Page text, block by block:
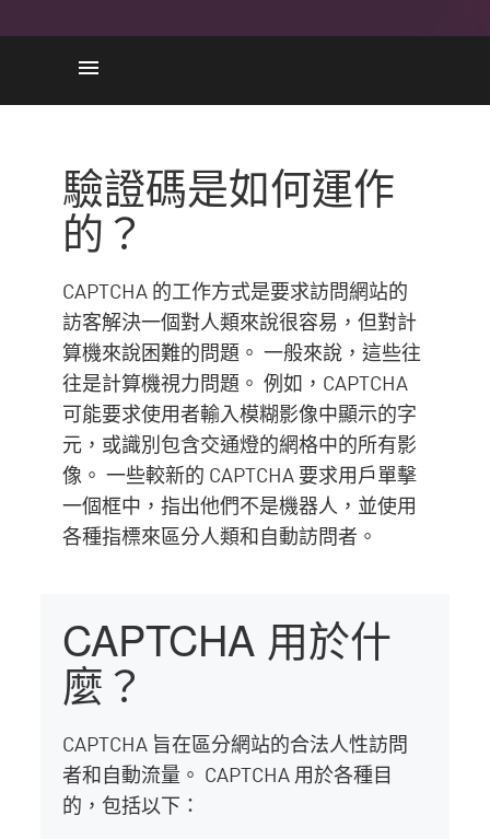
重要性
不同類型
防止欺詐者
缺點
Check Point Solution
驗證碼是如何運作
的？
CAPTCHA 的工作方式是要求訪問網站的
訪客解決一個對人類來說很容易，但對計
算機來說困難的問題。 一般來說，這些往
往是計算機視力問題。 例如，CAPTCHA
可能要求使用者輸入模糊影像中顯示的字
元，或識別包含交通燈的網格中的所有影
像。 一些較新的 CAPTCHA 要求用戶單擊
一個框中，指出他們不是機器人，並使用
各種指標來區分人類和自動訪問者。
CAPTCHA 用於什
麼？
CAPTCHA 旨在區分網站的合法人性訪問
者和自動流量。 CAPTCHA 用於各種目
的，包括以下：